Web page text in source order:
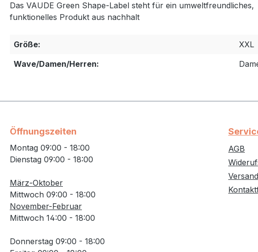
Das VAUDE Green Shape-Label steht für ein umweltfreundliches,
funktionelles Produkt aus nachhalt
Größe:
XXL
Wave/Damen/Herren:
Öffnungszeiten
Montag 09:00 - 18:00
Dienstag 09:00 - 18:00
März-Oktober
Mittwoch 09:00 - 18:00
November-Februar
Mittwoch 14:00 - 18:00
Donnerstag 09:00 - 18:00
AGB